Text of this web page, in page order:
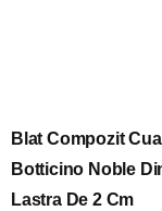
Blat Compozit
Botticino Noble
Lastra De 2 Cm